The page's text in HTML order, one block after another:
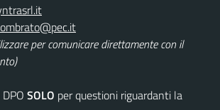
per comunicare direttamente con il
SOLO per questioni riguardanti la